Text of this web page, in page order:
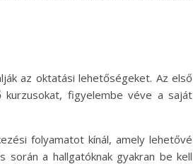
az oktatási lehetőségeket. Az első
kurzusokat, figyelembe véve a saját
folyamatot kínál, amely lehetővé
során a hallgatóknak gyakran be kell